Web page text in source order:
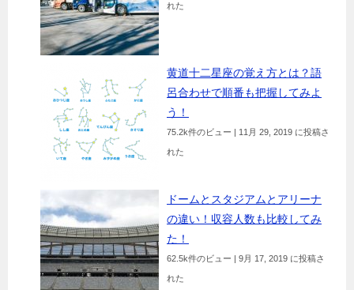
れた
黄道十二星座の覚え方とは？語
呂合わせで順番も把握してみよ
う！
75.2k件のビュー 11月 29, 2019 に投稿さ
れた
ドームとスタジアムとアリーナ
の違い！収容人数も比較してみ
た！
62.5k件のビュー 9月 17, 2019 に投稿さ
れた